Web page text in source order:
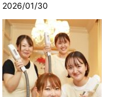
2026/01/30